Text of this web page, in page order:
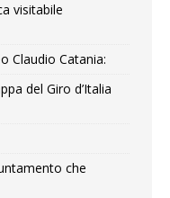
visitabile
Claudio Catania:
del Giro d’Italia
che